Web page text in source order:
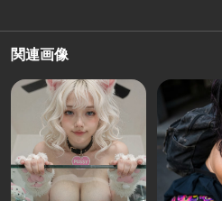
関連画像